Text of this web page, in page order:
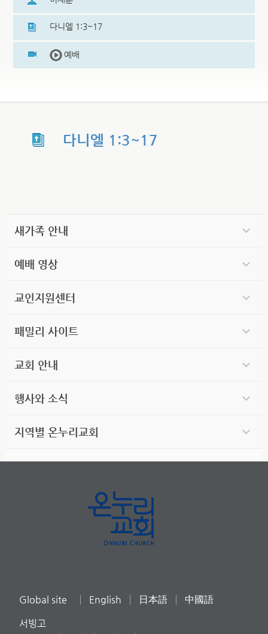
다니엘 1:3~17
예배
다니엘 1:3~17
새가족 안내
예배 영상
교인지원센터
패밀리 사이트
교회 안내
행사와 소식
지역별 온누리교회
Global site English 日本語 中國語
서빙고